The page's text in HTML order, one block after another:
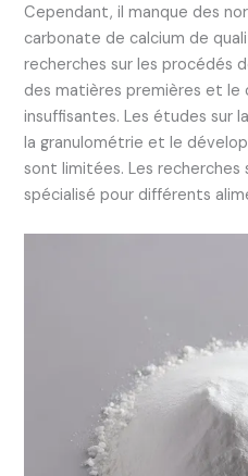
Cependant, il manque des
carbonate de calcium de
recherches sur les procédés
des matières premières et
insuffisantes. Les études sur
la granulométrie et le
sont limitées. Les
spécialisé pour différents